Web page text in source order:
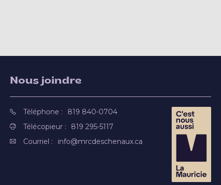
Nous joindre
Téléphone :
819 840-0704
Télécopieur :
819 295-5117
Courriel :
info@mrcdeschenaux.ca